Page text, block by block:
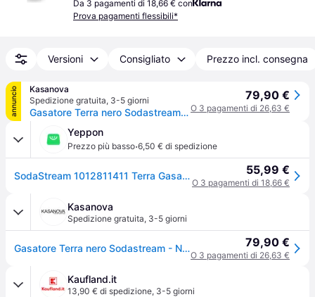
Da 3 pagamenti di 18,66 € con
Prova pagamenti flessibili*
Versioni Consigliato Prezzo incl. consegna
annuncio
Kasanova
Spedizione gratuita, 3-5 giorni
Gasatore Terra nero Sodastream - No colore
79,90 €
O 3 pagamenti di 26,63 €
Yeppon
Prezzo più basso·6,50 € di spedizione
SodaStream 1012811411 Terra Gasatore d'acqua con Bottiglia 1 L e Cilindro CO2 60 L colore Nero 55,99 €
O 3 pagamenti di 18,66 €
Kasanova
Spedizione gratuita, 3-5 giorni
Gasatore Terra nero Sodastream - No colore 79,90 €
O 3 pagamenti di 26,63 €
Kaufland.it
13,90 € di spedizione, 3-5 giorni